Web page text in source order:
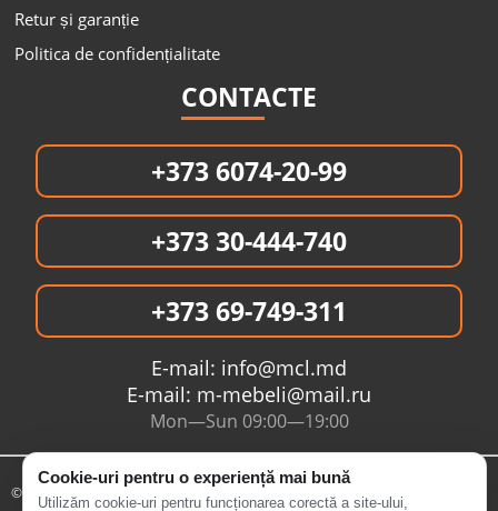
Retur și garanție
Politica de confidențialitate
CONTACTE
+373 6074-20-99
+373 30-444-740
+373 69-749-311
E-mail: info@mcl.md
E-mail: m-mebeli@mail.ru
Mon—Sun 09:00—19:00
Cookie-uri pentru o experiență mai bună
Utilizăm cookie-uri pentru funcționarea corectă a site-ului,
© 2005- 2026 Интернет магазин MCL.MD